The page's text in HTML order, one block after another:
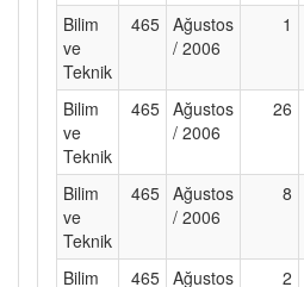
Bilim
ve
Teknik
465 Ağustos
/ 2006
1
Bilim
ve
Teknik
465 Ağustos
/ 2006
26
Bilim
ve
Teknik
465 Ağustos
/ 2006
8
Bilim 465 Ağustos 2